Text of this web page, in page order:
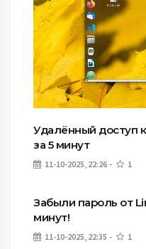
Удалённый доступ к
за 5 минут
11-10-2025, 22:26 1
Забыли пароль от
минут!
11-10-2025, 22:35 1